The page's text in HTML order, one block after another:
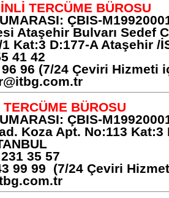
TERCÜME BÜROSU
ÇBIS-
Ataşehir Bulvarı Sedef
Kat:3 D:177-A Ataşehir /
41 42
96 (7/24 Çeviri Hizmeti
BÜROSU
ÇBIS-
Koza Apt. No:113 Kat:3
35 57
99 99 (7/24 Çeviri